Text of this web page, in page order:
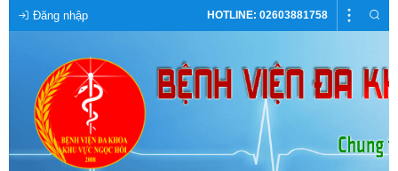
Đăng nhập HOTLINE: 02603881758